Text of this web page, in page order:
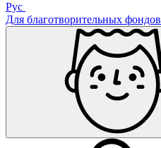
Рус
Для благотворительных фондов